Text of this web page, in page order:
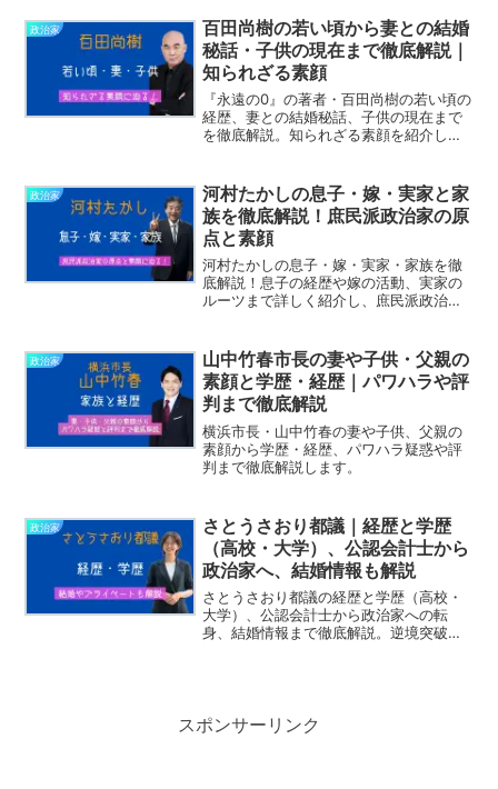
政治家
百田尚樹の若い頃から妻との結婚
秘話・子供の現在まで徹底解説｜
知られざる素顔
『永遠の0』の著者・百田尚樹の若い頃の
経歴、妻との結婚秘話、子供の現在まで
を徹底解説。知られざる素顔を紹介しま
政治家
河村たかしの息子・嫁・実家と家
族を徹底解説！庶民派政治家の原
点と素顔
河村たかしの息子・嫁・実家・家族を徹
底解説！息子の経歴や嫁の活動、実家の
ルーツまで詳しく紹介し、庶民派政治家
政治家
山中竹春市長の妻や子供・父親の
素顔と学歴・経歴｜パワハラや評
判まで徹底解説
横浜市長・山中竹春の妻や子供、父親の
素顔から学歴・経歴、パワハラ疑惑や評
判まで徹底解説します。
政治家
さとうさおり都議｜経歴と学歴
（高校・大学）、公認会計士から
政治家へ、結婚情報も解説
さとうさおり都議の経歴と学歴（高校・
大学）、公認会計士から政治家への転
身、結婚情報まで徹底解説。逆境突破の
スポンサーリンク